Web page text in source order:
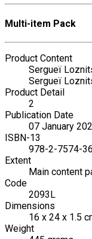
Multi-item Pack
Product Content
Sergueï
Sergueï
Product Detail
2
Publication Date
07 January
ISBN-13
978-2-7574-
Extent
Main content
Code
2093L
Dimensions
16 x 24 x 1.5
Weight